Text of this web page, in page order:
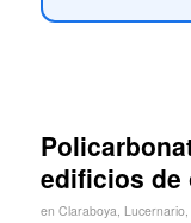
edificios de
en Claraboya Lucernario,